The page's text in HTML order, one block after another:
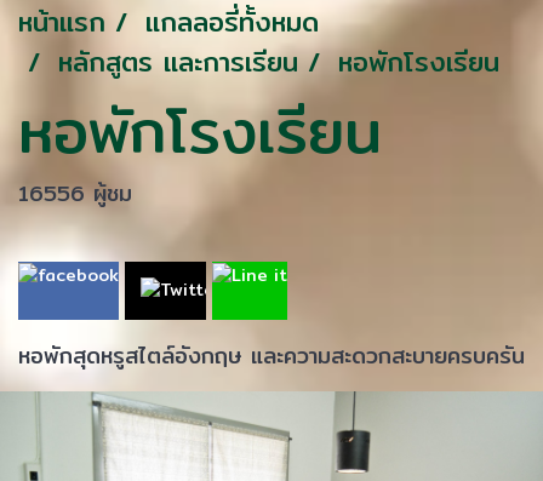
หน้าแรก
แกลลอรี่ทั้งหมด
หลักสูตร และการเรียน
หอพักโรงเรียน
หอพักโรงเรียน
16556 ผู้ชม
หอพักสุดหรูสไตล์อังกฤษ และความสะดวกสะบายครบครัน